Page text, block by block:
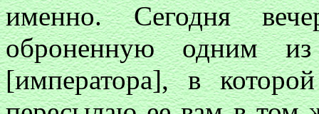
именно. Сегодня
оброненную одним из
[императора], в